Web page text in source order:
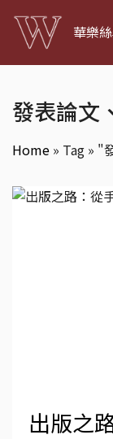
華樂
發表論文
Home » Tag » "
出版之